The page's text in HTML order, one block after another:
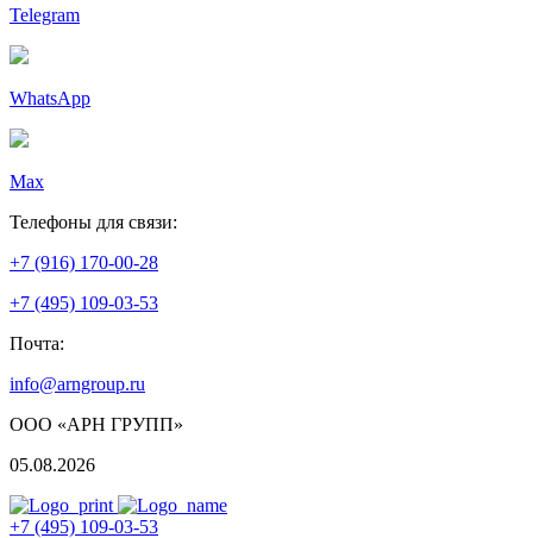
Telegram
WhatsApp
Max
Телефоны для связи:
+7 (916) 170-00-28
+7 (495) 109-03-53
Почта:
info@arngroup.ru
ООО «АРН ГРУПП»
05.08.2026
+7 (495) 109-03-53